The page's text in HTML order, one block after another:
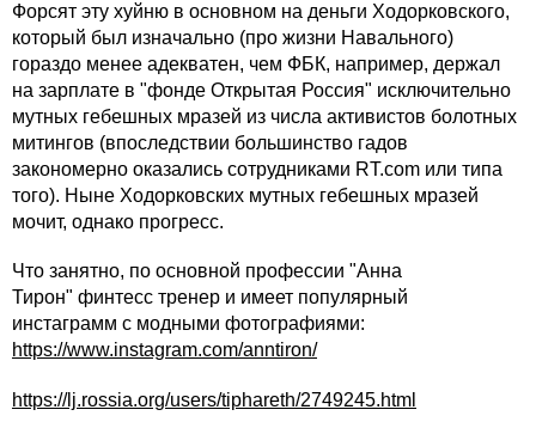
Форсят эту хуйню в основном на деньги Ходорковского,
который был изначально (про жизни Навального)
гораздо менее адекватен, чем ФБК, например, держал
на зарплате в "фонде Открытая Россия" исключительно
мутных гебешных мразей из числа активистов болотных
митингов (впоследствии большинство гадов
закономерно оказались сотрудниками RT.com или типа
того). Ныне Ходорковских мутных гебешных мразей
мочит, однако прогресс.
Что занятно, по основной профессии "Анна
Тирон" финтесс тренер и имеет популярный
инстаграмм с модными фотографиями:
https://www.instagram.com/anntiron/
https://lj.rossia.org/users/tiphareth/2749245.html